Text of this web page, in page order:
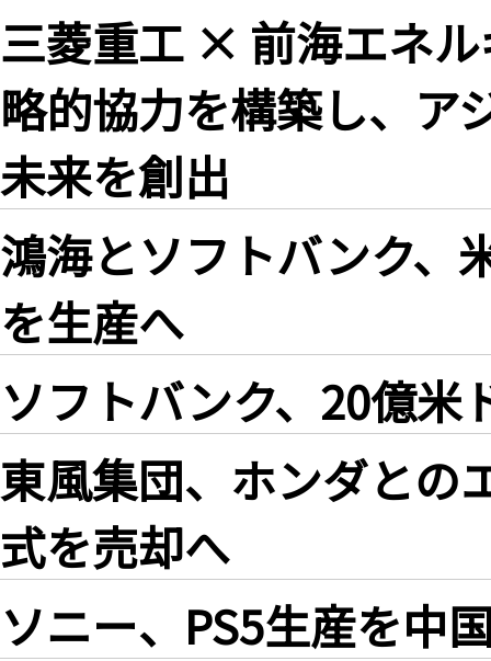
三菱重工 × 前海エネ
略的協力を構築し、ア
未来を創出
鴻海とソフトバンク、
を生産へ
ソフトバンク、20億米
東風集団、ホンダとの
式を売却へ
ソニー、PS5生産を